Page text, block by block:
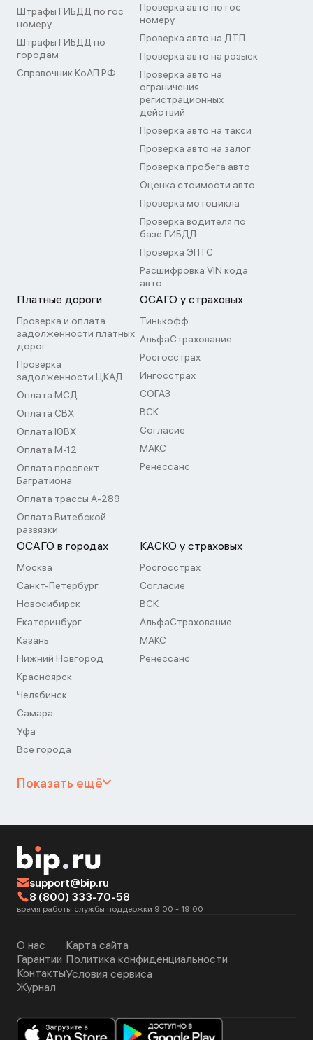
Штрафы ГИБДД по гос
номеру
Штрафы ГИБДД по
городам
Справочник КоАП РФ
Проверка авто по гос
номеру
Проверка авто на ДТП
Проверка авто на розыск
Проверка авто на
ограничения
регистрационных
действий
Проверка авто на такси
Проверка авто на залог
Проверка пробега авто
Оценка стоимости авто
Проверка мотоцикла
Проверка водителя по
базе ГИБДД
Проверка ЭПТС
Расшифровка VIN кода
авто
Платные дороги
Проверка и оплата
задолженности платных
дорог
Проверка
задолженности ЦКАД
Оплата МСД
Оплата СВХ
Оплата ЮВХ
Оплата М-12
Оплата проспект
Багратиона
Оплата трассы А-289
Оплата Витебской
развязки
ОСАГО у страховых
Тинькофф
АльфаСтрахование
Росгосстрах
Ингосстрах
СОГАЗ
ВСК
Согласие
МАКС
Ренессанс
ОСАГО в городах
Москва
Санкт-Петербург
Новосибирск
Екатеринбург
Казань
Нижний Новгород
Красноярск
Челябинск
Самара
Уфа
Все города
КАСКО у страховых
Росгосстрах
Согласие
ВСК
АльфаСтрахование
МАКС
Ренессанс
Показать ещё
support@bip.ru
8 (800) 333-70-58
время работы службы поддержки 9:00 - 19:00
О нас
Гарантии
Контакты
Журнал
Карта сайта
Политика конфиденциальности
Условия сервиса